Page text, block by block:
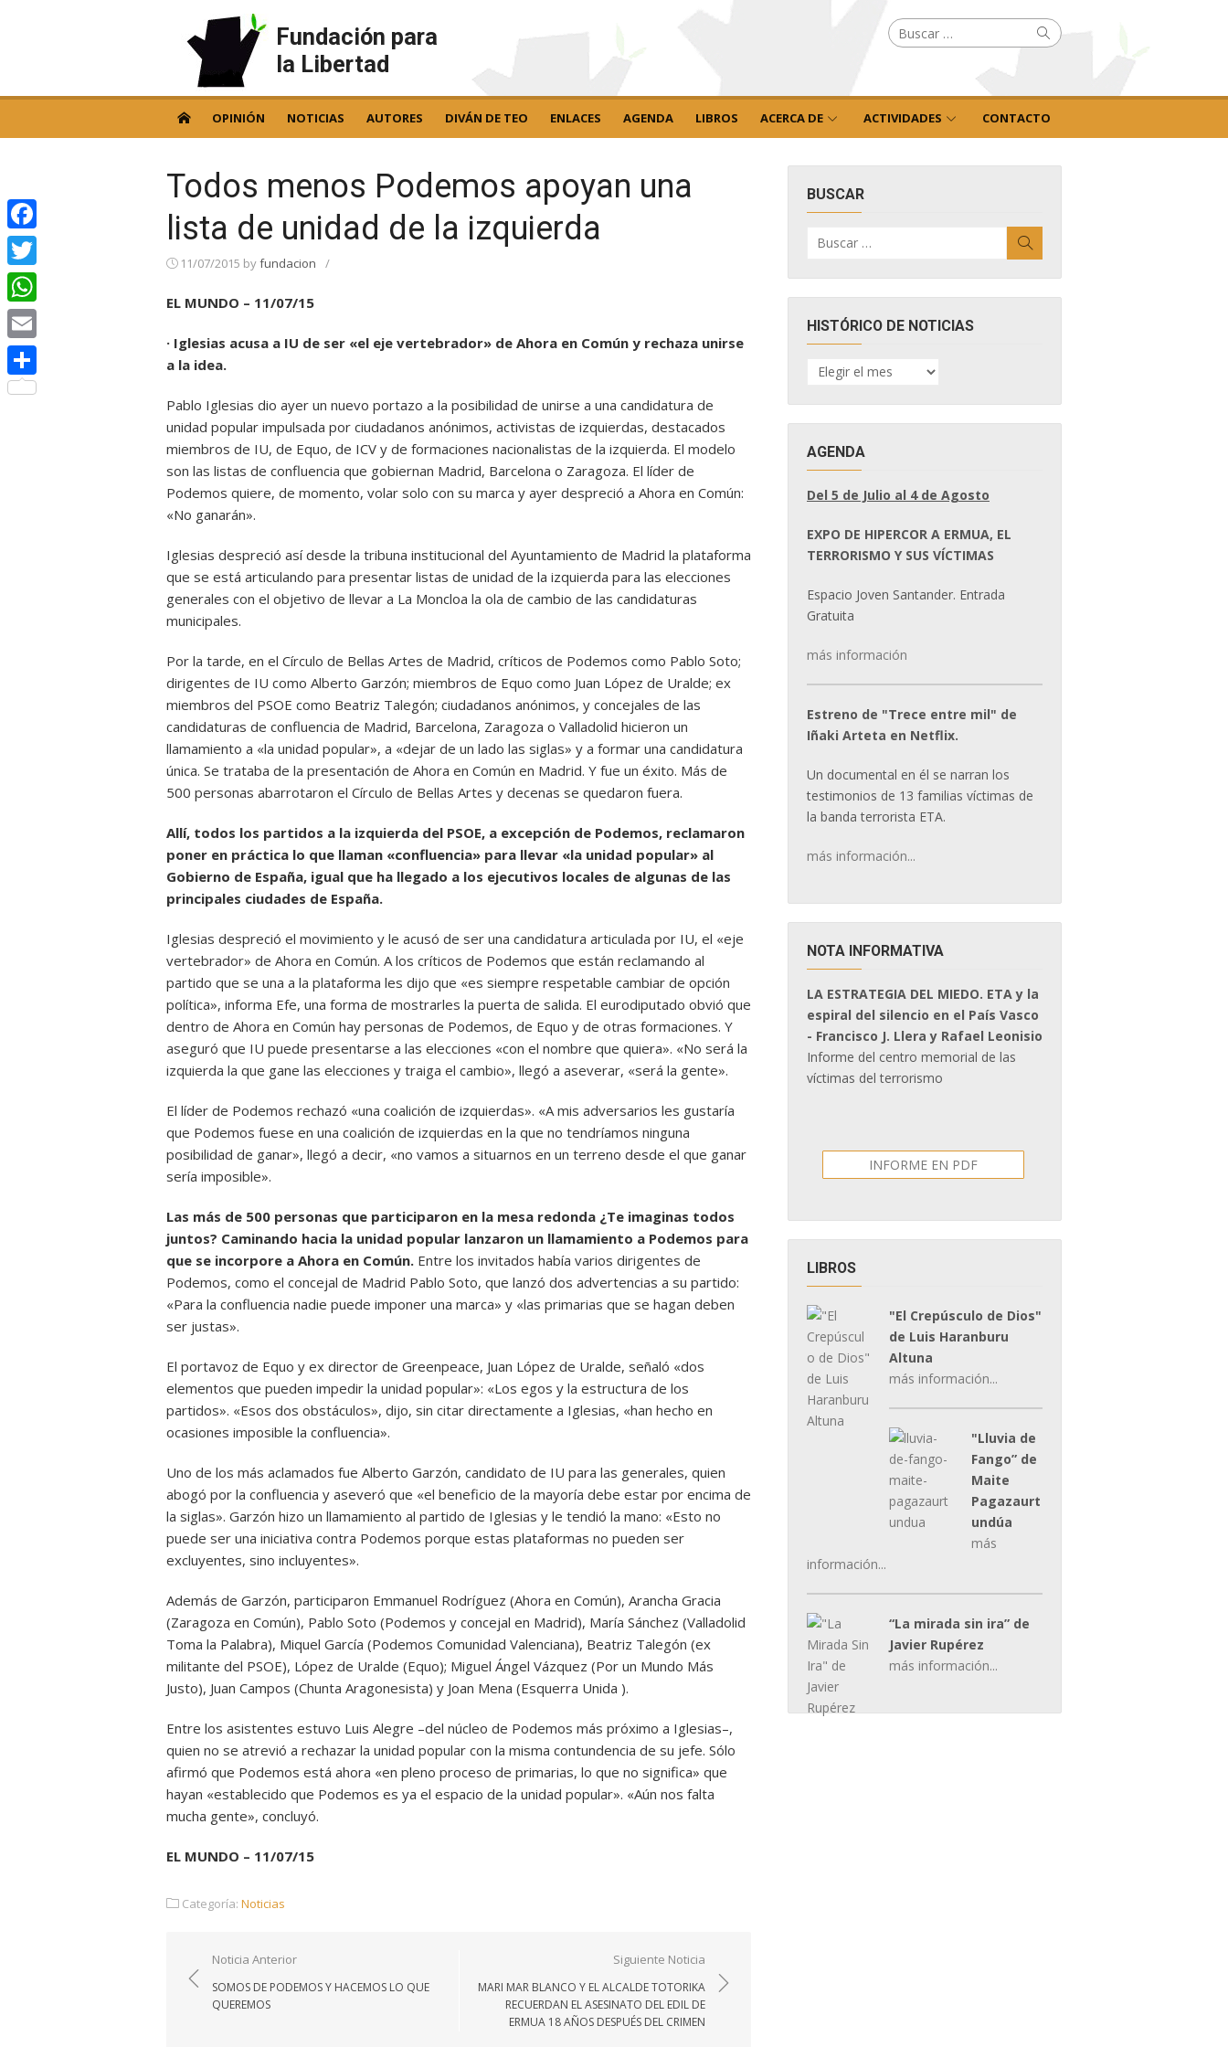
Fundación para
la Libertad
Buscar
por: Buscar
OPINIÓN NOTICIAS AUTORES DIVÁN DE TEO ENLACES AGENDA LIBROS ACERCA DE ACTIVIDADES CONTACTO
Todos menos Podemos apoyan una
lista de unidad de la izquierda
11/07/2015 byfundacion /
EL MUNDO – 11/07/15
· Iglesias acusa a IU de ser «el eje vertebrador» de Ahora en Común y rechaza unirse
a la idea.
Pablo Iglesias dio ayer un nuevo portazo a la posibilidad de unirse a una candidatura de
unidad popular impulsada por ciudadanos anónimos, activistas de izquierdas, destacados
miembros de IU, de Equo, de ICV y de formaciones nacionalistas de la izquierda. El modelo
son las listas de confluencia que gobiernan Madrid, Barcelona o Zaragoza. El líder de
Podemos quiere, de momento, volar solo con su marca y ayer despreció a Ahora en Común:
«No ganarán».
Iglesias despreció así desde la tribuna institucional del Ayuntamiento de Madrid la plataforma
que se está articulando para presentar listas de unidad de la izquierda para las elecciones
generales con el objetivo de llevar a La Moncloa la ola de cambio de las candidaturas
municipales.
Por la tarde, en el Círculo de Bellas Artes de Madrid, críticos de Podemos como Pablo Soto;
dirigentes de IU como Alberto Garzón; miembros de Equo como Juan López de Uralde; ex
miembros del PSOE como Beatriz Talegón; ciudadanos anónimos, y concejales de las
candidaturas de confluencia de Madrid, Barcelona, Zaragoza o Valladolid hicieron un
llamamiento a «la unidad popular», a «dejar de un lado las siglas» y a formar una candidatura
única. Se trataba de la presentación de Ahora en Común en Madrid. Y fue un éxito. Más de
500 personas abarrotaron el Círculo de Bellas Artes y decenas se quedaron fuera.
Allí, todos los partidos a la izquierda del PSOE, a excepción de Podemos, reclamaron
poner en práctica lo que llaman «confluencia» para llevar «la unidad popular» al
Gobierno de España, igual que ha llegado a los ejecutivos locales de algunas de las
principales ciudades de España.
Iglesias despreció el movimiento y le acusó de ser una candidatura articulada por IU, el «eje
vertebrador» de Ahora en Común. A los críticos de Podemos que están reclamando al
partido que se una a la plataforma les dijo que «es siempre respetable cambiar de opción
política», informa Efe, una forma de mostrarles la puerta de salida. El eurodiputado obvió que
dentro de Ahora en Común hay personas de Podemos, de Equo y de otras formaciones. Y
aseguró que IU puede presentarse a las elecciones «con el nombre que quiera». «No será la
izquierda la que gane las elecciones y traiga el cambio», llegó a aseverar, «será la gente».
El líder de Podemos rechazó «una coalición de izquierdas». «A mis adversarios les gustaría
que Podemos fuese en una coalición de izquierdas en la que no tendríamos ninguna
posibilidad de ganar», llegó a decir, «no vamos a situarnos en un terreno desde el que ganar
sería imposible».
Las más de 500 personas que participaron en la mesa redonda ¿Te imaginas todos
juntos? Caminando hacia la unidad popular lanzaron un llamamiento a Podemos para
que se incorpore a Ahora en Común. Entre los invitados había varios dirigentes de
Podemos, como el concejal de Madrid Pablo Soto, que lanzó dos advertencias a su partido:
«Para la confluencia nadie puede imponer una marca» y «las primarias que se hagan deben
ser justas».
El portavoz de Equo y ex director de Greenpeace, Juan López de Uralde, señaló «dos
elementos que pueden impedir la unidad popular»: «Los egos y la estructura de los
partidos». «Esos dos obstáculos», dijo, sin citar directamente a Iglesias, «han hecho en
ocasiones imposible la confluencia».
Uno de los más aclamados fue Alberto Garzón, candidato de IU para las generales, quien
abogó por la confluencia y aseveró que «el beneficio de la mayoría debe estar por encima de
la siglas». Garzón hizo un llamamiento al partido de Iglesias y le tendió la mano: «Esto no
puede ser una iniciativa contra Podemos porque estas plataformas no pueden ser
excluyentes, sino incluyentes».
Además de Garzón, participaron Emmanuel Rodríguez (Ahora en Común), Arancha Gracia
(Zaragoza en Común), Pablo Soto (Podemos y concejal en Madrid), María Sánchez (Valladolid
Toma la Palabra), Miquel García (Podemos Comunidad Valenciana), Beatriz Talegón (ex
militante del PSOE), López de Uralde (Equo); Miguel Ángel Vázquez (Por un Mundo Más
Justo), Juan Campos (Chunta Aragonesista) y Joan Mena (Esquerra Unida ).
Entre los asistentes estuvo Luis Alegre –del núcleo de Podemos más próximo a Iglesias–,
quien no se atrevió a rechazar la unidad popular con la misma contundencia de su jefe. Sólo
afirmó que Podemos está ahora «en pleno proceso de primarias, lo que no significa» que
hayan «establecido que Podemos es ya el espacio de la unidad popular». «Aún nos falta
mucha gente», concluyó.
EL MUNDO – 11/07/15
Categoría: Noticias
Navegación
de
entradas
Noticia Anterior
SOMOS DE PODEMOS Y HACEMOS LO QUE
QUEREMOS
Siguiente Noticia
MARI MAR BLANCO Y EL ALCALDE TOTORIKA
RECUERDAN EL ASESINATO DEL EDIL DE
ERMUA 18 AÑOS DESPUÉS DEL CRIMEN
BUSCAR
por:
HISTÓRICO DE NOTICIAS
HISTÓRICO
DE
AGENDA
Del 5 de Julio al 4 de Agosto
EXPO DE HIPERCOR A ERMUA, EL
TERRORISMO Y SUS VÍCTIMAS
Espacio Joven Santander. Entrada
Gratuita
más información
Estreno de "Trece entre mil" de
Iñaki Arteta en Netflix.
Un documental en él se narran los
testimonios de 13 familias víctimas de
la banda terrorista ETA.
más información...
NOTA INFORMATIVA
LA ESTRATEGIA DEL MIEDO. ETA y la
espiral del silencio en el País Vasco
- Francisco J. Llera y Rafael Leonisio
Informe del centro memorial de las
víctimas del terrorismo
INFORME EN PDF
LIBROS
"El Crepúsculo de Dios"
de Luis Haranburu
Altuna
más información...
"Lluvia de
Fango” de
Maite
Pagazaurt
undúa
más
información...
“La mirada sin ira” de
Javier Rupérez
más información...
Facebook
Twitter
WhatsApp
Email
Compartir